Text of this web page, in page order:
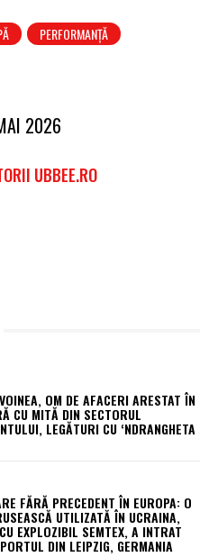
PERFORMANȚĂ
2026
UBBEE.RO
OM DE AFACERI ARESTAT ÎN
CU MITĂ DIN SECTORUL
LEGĂTURI CU ‘NDRANGHETA
FĂRĂ PRECEDENT ÎN EUROPA: O
UTILIZATĂ ÎN UCRAINA,
EXPLOZIBIL SEMTEX, A INTRAT
DIN LEIPZIG, GERMANIA